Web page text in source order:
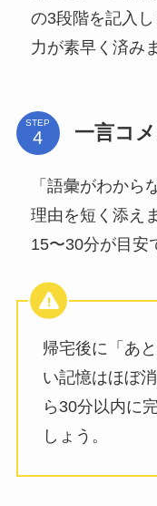
の3段階を記入
力が素早く済み
STEP 一言コ
「語彙がわから
理由を短く添え
15〜30分が目安
帰宅後に「あ
い記憶はほぼ
ら30分以内に
しょう。